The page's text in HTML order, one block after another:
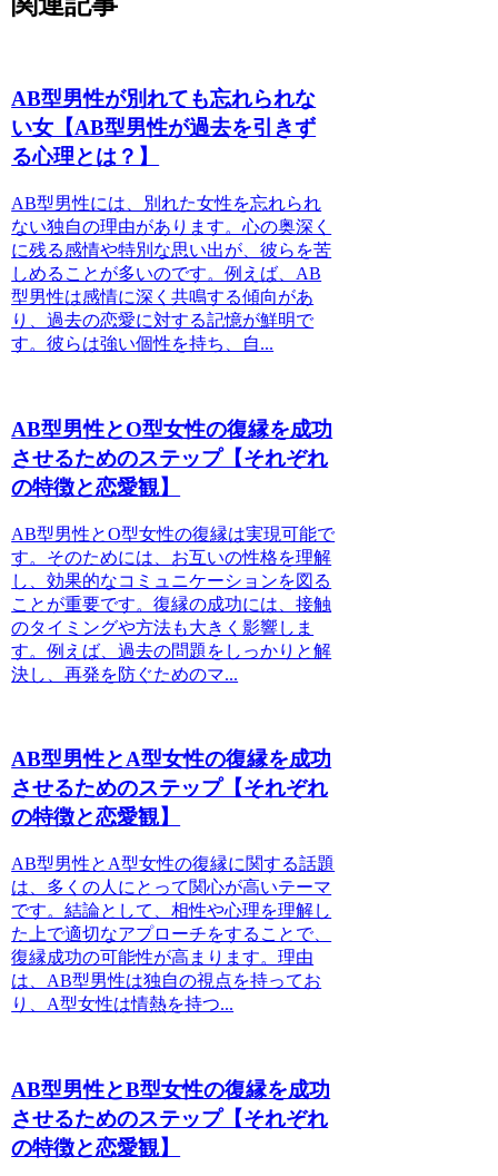
AB型男性が別れても忘れられな
い女【AB型男性が過去を引きず
る心理とは？】
AB型男性には、別れた女性を忘れられ
ない独自の理由があります。心の奥深く
に残る感情や特別な思い出が、彼らを苦
しめることが多いのです。例えば、AB
型男性は感情に深く共鳴する傾向があ
り、過去の恋愛に対する記憶が鮮明で
す。彼らは強い個性を持ち、自...
AB型男性とO型女性の復縁を成功
させるためのステップ【それぞれ
の特徴と恋愛観】
AB型男性とO型女性の復縁は実現可能で
す。そのためには、お互いの性格を理解
し、効果的なコミュニケーションを図る
ことが重要です。復縁の成功には、接触
のタイミングや方法も大きく影響しま
す。例えば、過去の問題をしっかりと解
決し、再発を防ぐためのマ...
AB型男性とA型女性の復縁を成功
させるためのステップ【それぞれ
の特徴と恋愛観】
AB型男性とA型女性の復縁に関する話題
は、多くの人にとって関心が高いテーマ
です。結論として、相性や心理を理解し
た上で適切なアプローチをすることで、
復縁成功の可能性が高まります。理由
は、AB型男性は独自の視点を持ってお
り、A型女性は情熱を持つ...
AB型男性とB型女性の復縁を成功
させるためのステップ【それぞれ
の特徴と恋愛観】